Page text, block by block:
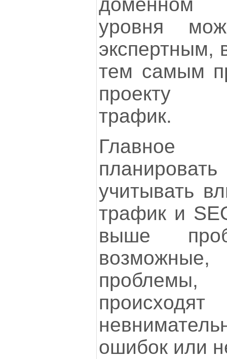
уровня
экспертным,
тем самым
проекту
трафик.
Главное
учитывать
трафик и
выше
ошибок или